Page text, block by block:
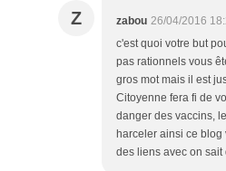
Z zabou 26/04/2016
c'est quoi votre but
pas rationnels vous
gros mot mais il est
Citoyenne fera fi de
danger des vaccins,
harceler ainsi ce
des liens avec on sait